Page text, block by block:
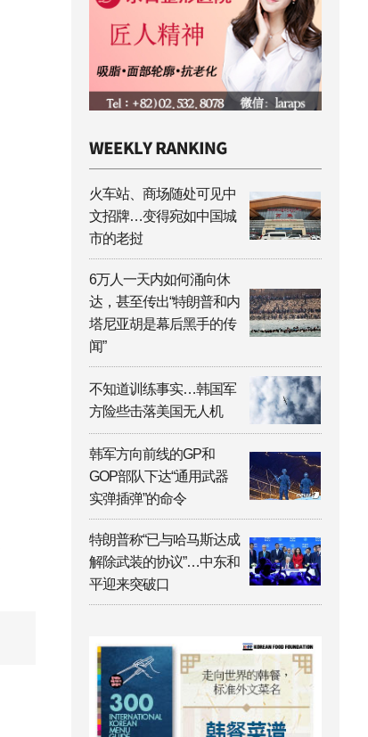
火车站、商场随处可见中
文招牌…变得宛如中国城
市的老挝
6万人一天内如何涌向休
达，甚至传出“特朗普和内
塔尼亚胡是幕后黑手的传
闻”
不知道训练事实…韩国军
方险些击落美国无人机
韩军方向前线的GP和
GOP部队下达“通用武器
实弹插弹”的命令
特朗普称“已与哈马斯达成
解除武装的协议”…中东和
平迎来突破口